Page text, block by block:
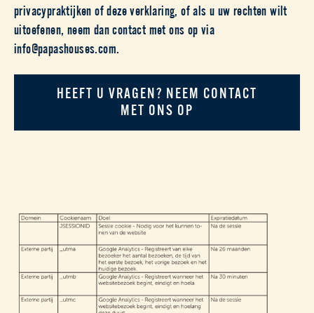
privacypraktijken of deze verklaring, of als u uw rechten wilt
uitoefenen, neem dan contact met ons op via
info@papashouses.com.
HEEFT U VRAGEN? NEEM CONTACT
MET ONS OP